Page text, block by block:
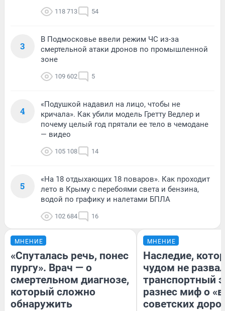
118 713 54
3
В Подмосковье ввели режим ЧС из-за
смертельной атаки дронов по промышленной
зоне
109 602 5
4
«Подушкой надавил на лицо, чтобы не
кричала». Как убили модель Гретту Ведлер и
почему целый год прятали ее тело в чемодане
— видео
105 108 14
5
«На 18 отдыхающих 18 поваров». Как проходит
лето в Крыму с перебоями света и бензина,
водой по графику и налетами БПЛА
102 684 16
МНЕНИЕ
«Спуталась речь, понес
пургу». Врач — о
смертельном диагнозе,
который сложно
обнаружить
МНЕНИЕ
Наследие,
чудом не
транспортный
разнес миф о
советских